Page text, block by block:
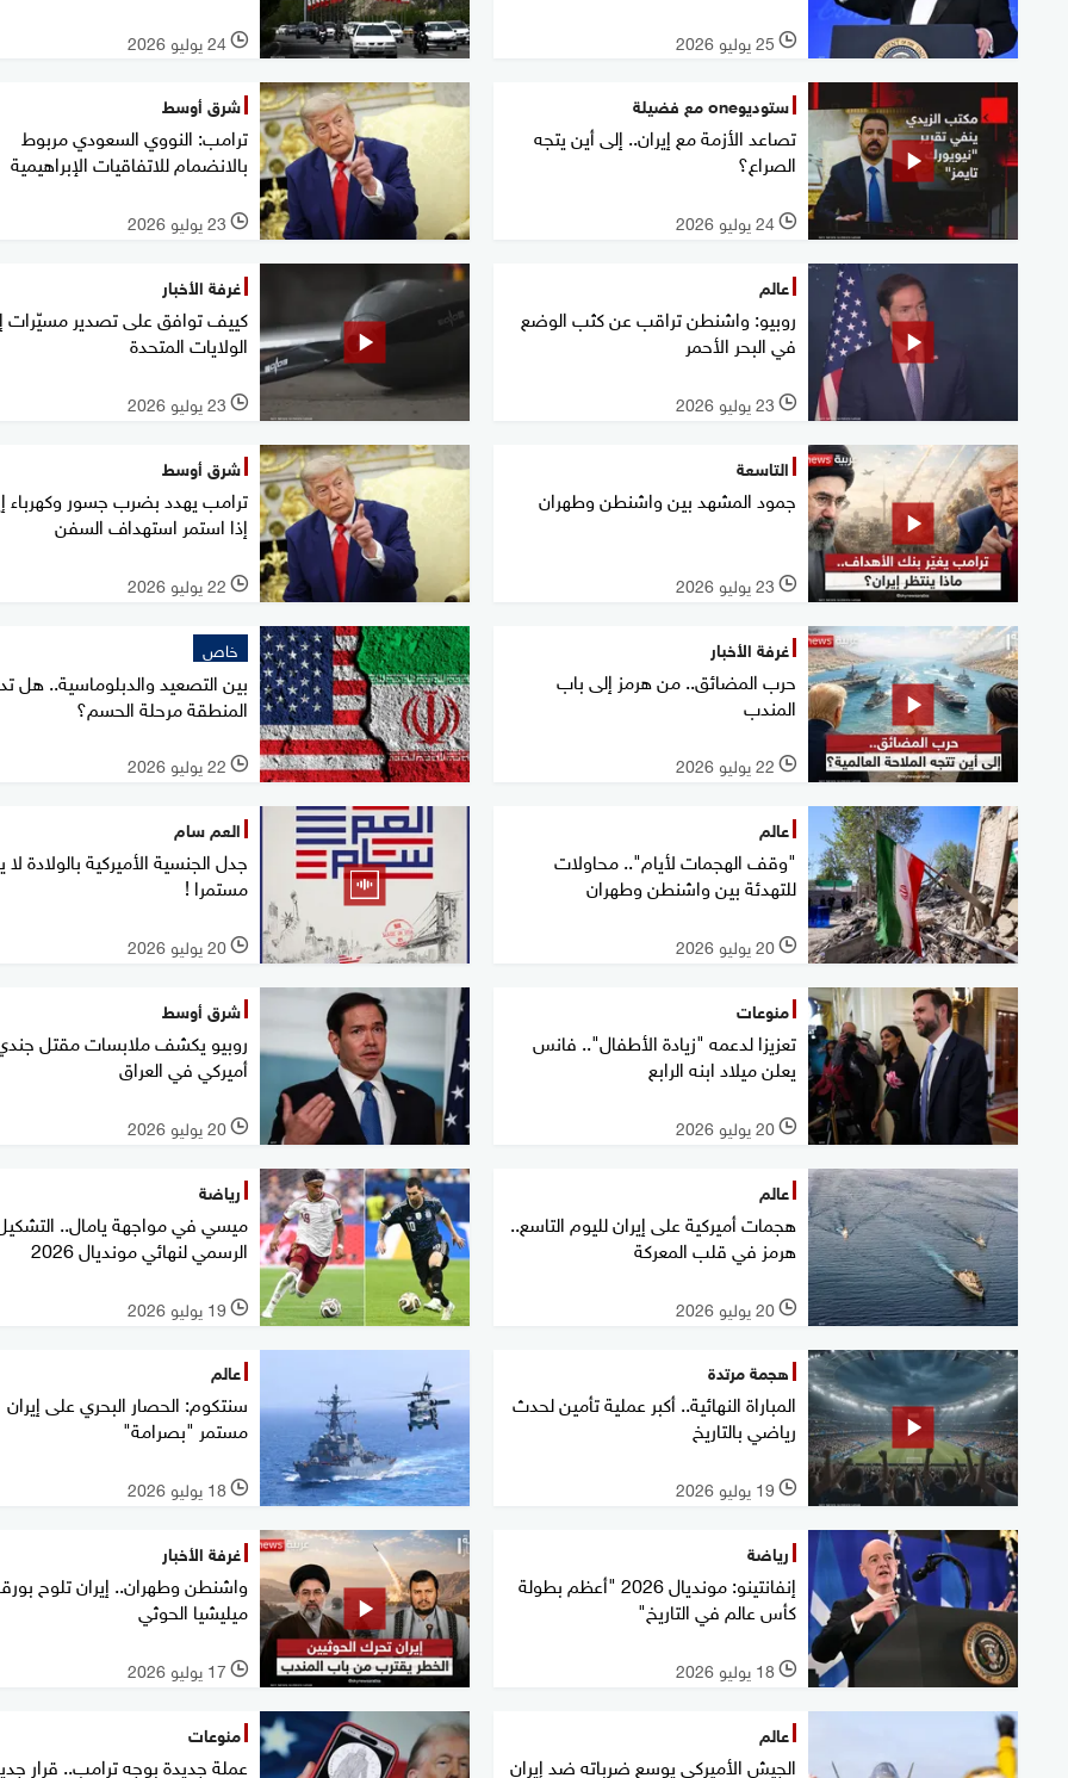
l 25 يوليو 2026 l 24 يوليو 2026
ستوديوone مع فضيلة
تصاعد الأزمة مع إيران.. إلى أين يتجه
الصراع؟
l 24 يوليو 2026
شرق أوسط
ترامب: النووي السعودي مربوط
بالانضمام للاتفاقيات الإبراهيمية
l 23 يوليو 2026
عالم
روبيو: واشنطن تراقب عن كثب الوضع
في البحر الأحمر
l 23 يوليو 2026
غرفة الأخبار
كييف توافق على تصدير مسيّرات
الولايات المتحدة
l 23 يوليو 2026
التاسعة
جمود المشهد بين واشنطن وطهران
l 23 يوليو 2026
شرق أوسط
ترامب يهدد بضرب جسور وكهرباء
إذا استمر استهداف السفن
l 22 يوليو 2026
غرفة الأخبار
حرب المضائق.. من هرمز إلى باب
المندب
l 22 يوليو 2026
خاص
بين التصعيد والدبلوماسية.. هل
المنطقة مرحلة الحسم؟
l 22 يوليو 2026
عالم
"وقف الهجمات لأيام".. محاولات
للتهدئة بين واشنطن وطهران
l 20 يوليو 2026
العم سام
جدل الجنسية الأميركية بالولادة لا
مستمرا !
l 20 يوليو 2026
منوعات
تعزيزا لدعمه "زيادة الأطفال".. فانس
يعلن ميلاد ابنه الرابع
l 20 يوليو 2026
شرق أوسط
روبيو يكشف ملابسات مقتل
أميركي في العراق
l 20 يوليو 2026
عالم
هجمات أميركية على إيران لليوم التاسع..
هرمز في قلب المعركة
l 20 يوليو 2026
رياضة
ميسي في مواجهة يامال..
الرسمي لنهائي مونديال 2026
l 19 يوليو 2026
هجمة مرتدة
المباراة النهائية.. أكبر عملية تأمين لحدث
رياضي بالتاريخ
l 19 يوليو 2026
عالم
سنتكوم: الحصار البحري على إيران
مستمر "بصرامة"
l 18 يوليو 2026
رياضة
إنفانتينو: مونديال 2026 "أعظم بطولة
كأس عالم في التاريخ"
l 18 يوليو 2026
غرفة الأخبار
واشنطن وطهران.. إيران تلوح
ميليشيا الحوثي
l 17 يوليو 2026
عالم
الجيش الأميركي يوسع ضرباته ضد إيران
منوعات
عملة جديدة بوجه ترامب.. قرار